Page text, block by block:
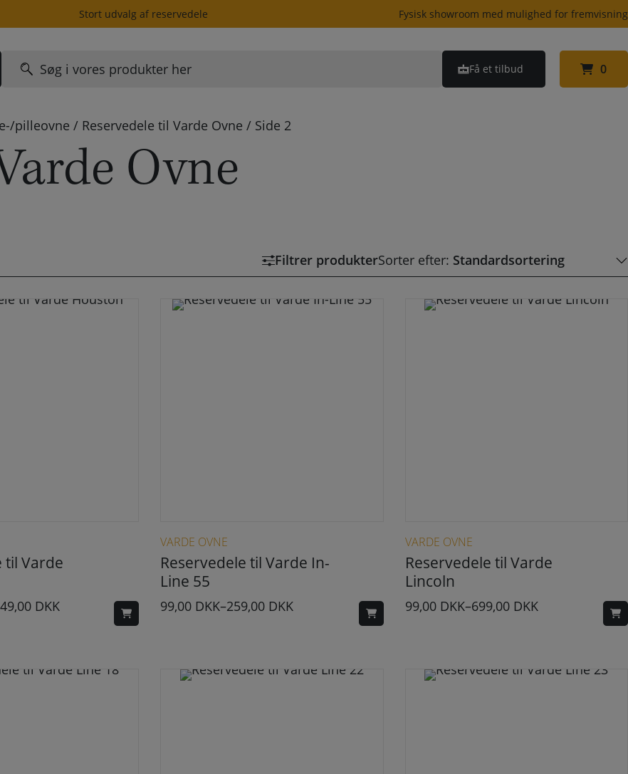
Stort udvalg af reservedele Fysisk showroom med mulighed for fremvisning
Søg
efter:
Få et tilbud 0
0
pilleovne / Reservedele til Varde Ovne / Side 2
Ovne
Filtrer produkterSorter efter:
til Varde
DKK
VARDE OVNE
Reservedele til Varde In-
Line 55
99,00 DKK–259,00 DKK
VARDE OVNE
Reservedele til Varde
Lincoln
99,00 DKK–699,00 DKK